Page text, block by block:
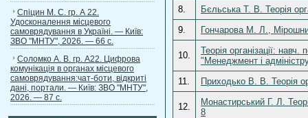
Спіцин М. С. гр. А 22.
Удосконалення місцевого
самоврядування в Україні. — Київ:
ЗВО "МНТУ", 2026. — 66 с.
Соломко А. В. гр. А22. Цифрова
комунікація в органах місцевого
самоврядування:чат-боти, відкриті
дані, портали. — Київ: ЗВО "МНТУ",
2026. — 87 с.
8.
Бєльська Т. В. Теорія
9.
Гончарова М. Л.,
10.
Теорія організації:
"Менеджмент і
11.
Приходько В. В. Теорія
12.
Монастирський Г. Л.
8